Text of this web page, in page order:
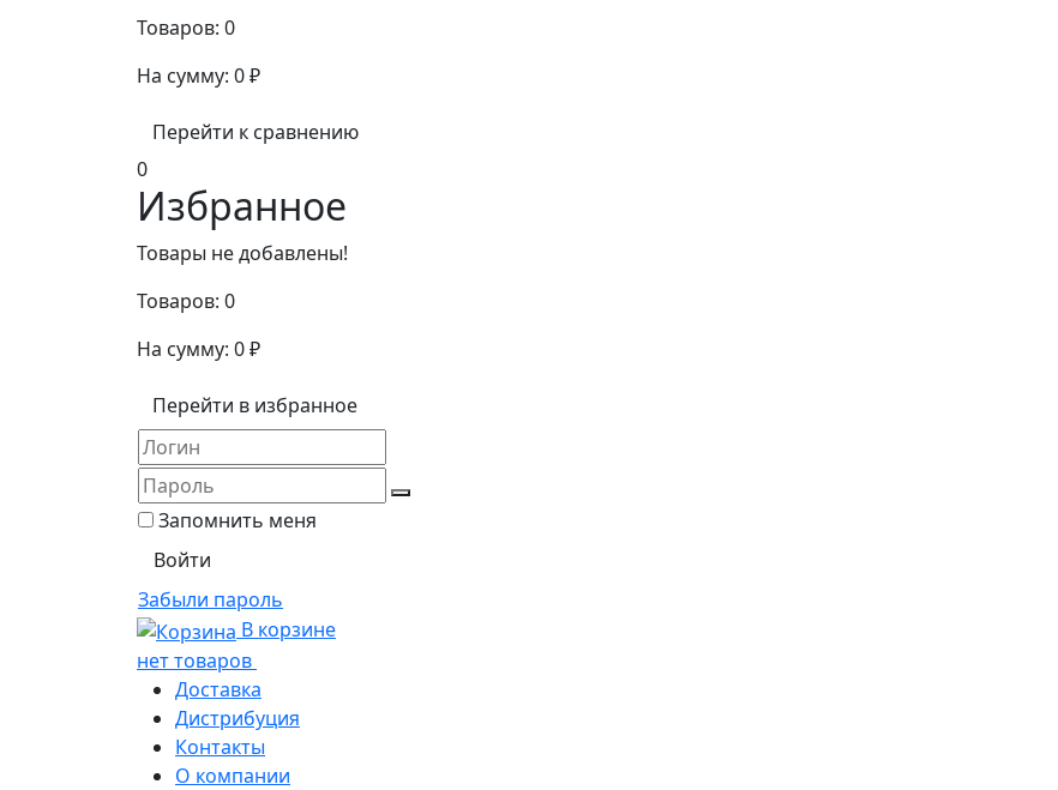
Товаров: 0
На сумму: 0₽
Перейти к сравнению
0
Избранное
Товары не добавлены!
Товаров: 0
На сумму: 0₽
Перейти в избранное
Запомнить меня
Забыли пароль
В корзине
нет товаров
Доставка
Дистрибуция
Контакты
О компании